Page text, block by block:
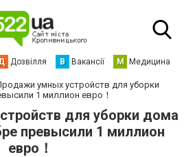
Дозвілля В Вакансії М Медицина
умных устройств для уборки
1 миллион евро！
для уборки дома
превысили 1 миллион
евро！